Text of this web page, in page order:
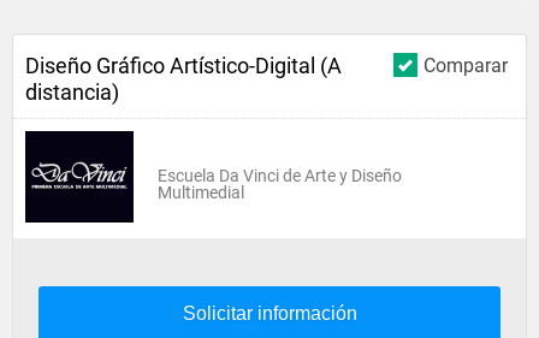
Comparar
Diseño Gráfico Artístico-Digital (A
distancia)
Escuela Da Vinci de Arte y Diseño
Multimedial
Solicitar información